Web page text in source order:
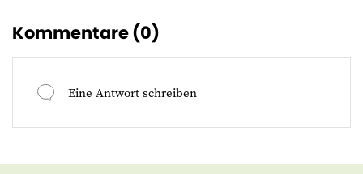
Kommentare (0)
Eine Antwort schreiben